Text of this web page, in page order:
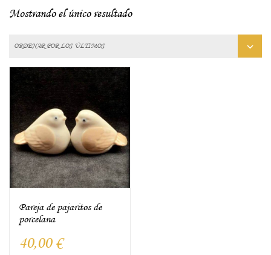
Mostrando el único resultado
Pareja de pajaritos de
porcelana
40,00 €